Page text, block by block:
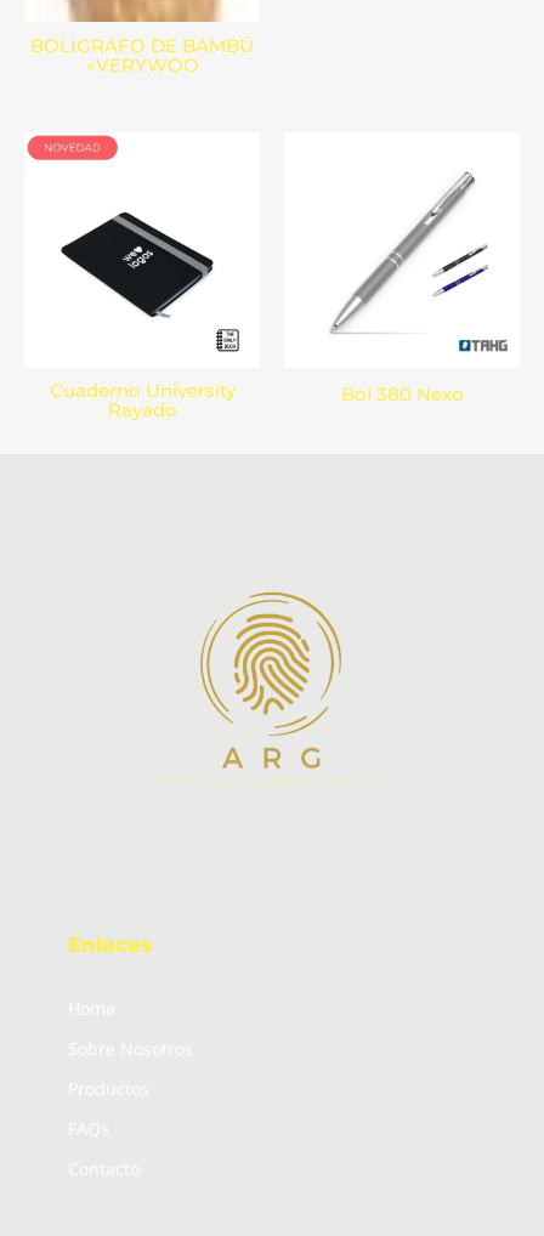
BOLIGRAFO DE BAMBÚ
«VERYWOO
Cuaderno University
Rayado
Bol 380 Nexo
Enlaces
Home
Sobre Nosotros
Productos
FAQs
Contacto